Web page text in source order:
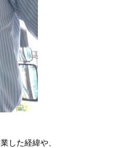
した経緯や、